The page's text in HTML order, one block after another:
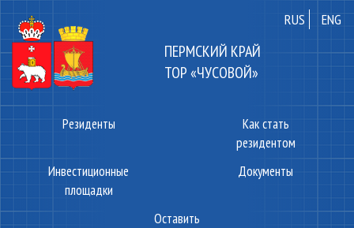
ПЕРМСКИЙ КРАЙ
ТОР «ЧУСОВОЙ»
RUS ENG
Резиденты
Как стать
резидентом
Инвестиционные
площадки
Документы
Оставить